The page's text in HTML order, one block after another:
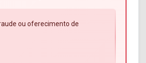
ou oferecimento de